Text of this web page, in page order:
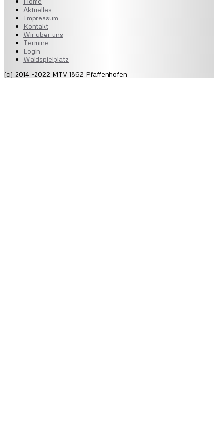
Aktuelles
Impressum
Kontakt
Wir über uns
Termine
Login
Waldspielplatz
(c) 2014 -2022 MTV 1862 Pfaffenhofen